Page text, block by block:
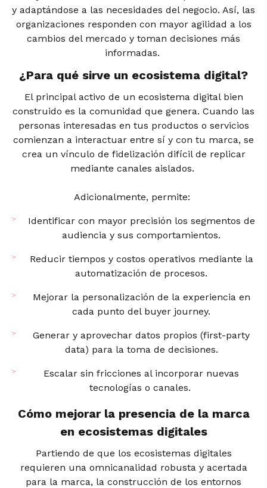
y adaptándose a las necesidades del negocio. Así, las
organizaciones responden con mayor agilidad a los
cambios del mercado y toman decisiones más
informadas.
¿Para qué sirve un ecosistema digital?
El principal activo de un ecosistema digital bien
construido es la comunidad que genera. Cuando las
personas interesadas en tus productos o servicios
comienzan a interactuar entre sí y con tu marca, se
crea un vínculo de fidelización difícil de replicar
mediante canales aislados.
Adicionalmente, permite:
Identificar con mayor precisión los segmentos de
audiencia y sus comportamientos.
Reducir tiempos y costos operativos mediante la
automatización de procesos.
Mejorar la personalización de la experiencia en
cada punto del buyer journey.
Generar y aprovechar datos propios (first-party
data) para la toma de decisiones.
Escalar sin fricciones al incorporar nuevas
tecnologías o canales.
Cómo mejorar la presencia de la marca
en ecosistemas digitales
Partiendo de que los ecosistemas digitales
requieren una omnicanalidad robusta y acertada
para la marca, la construcción de los entornos